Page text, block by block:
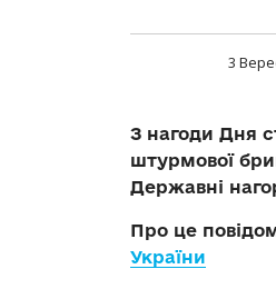
3
З нагоди Дня
штурмової
Державні
Про це
України